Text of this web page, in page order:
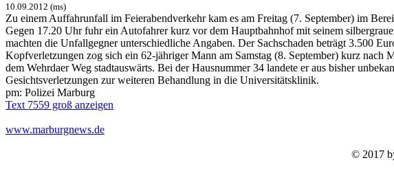
10.09.2012 (ms)
Zu einem Auffahrunfall im Feierabendverkehr kam es am Freitag (7. September) im
Gegen 17.20 Uhr fuhr ein Autofahrer kurz vor dem Hauptbahnhof mit seinem
machten die Unfallgegner unterschiedliche Angaben. Der Sachschaden beträgt 3.500
Kopfverletzungen zog sich ein 62-jähriger Mann am Samstag (8. September) kurz
dem Wehrdaer Weg stadtauswärts. Bei der Hausnummer 34 landete er aus bisher
Gesichtsverletzungen zur weiteren Behandlung in die Universitätsklinik.
pm: Polizei Marburg
Text 7559 groß anzeigen
www.marburgnews.de
© 2017